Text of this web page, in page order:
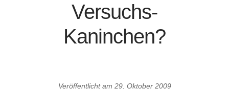
Versuchs-
Kaninchen?
Veröffentlicht am 29. Oktober 2009